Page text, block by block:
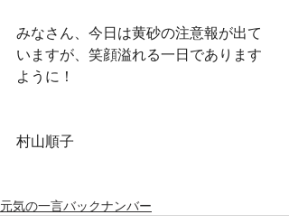
みなさん、今日は黄砂の注意報が出て
いますが、笑顔溢れる一日であります
ように！
村山順子
元気の一言バックナンバー